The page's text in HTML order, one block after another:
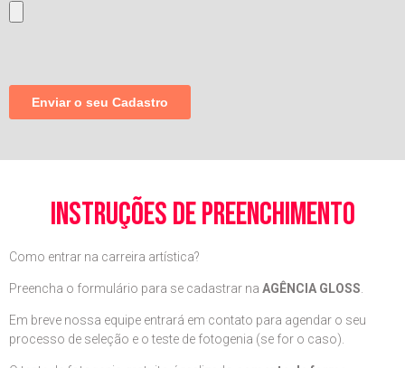
instruções de preenchimento
Como entrar na carreira artística?
Preencha o formulário para se cadastrar na AGÊNCIA GLOSS
Em breve nossa equipe entrará em contato para agendar o seu
processo de seleção e o teste de fotogenia (se for o caso).